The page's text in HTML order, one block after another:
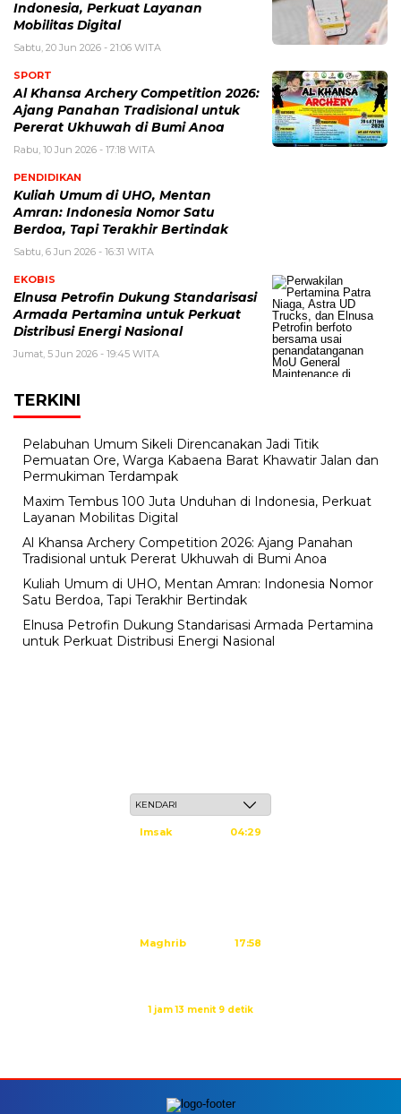
Indonesia, Perkuat Layanan
Mobilitas Digital
Sabtu, 20 Jun 2026 - 21:06 WITA
SPORT
Al Khansa Archery Competition 2026:
Ajang Panahan Tradisional untuk
Pererat Ukhuwah di Bumi Anoa
Rabu, 10 Jun 2026 - 17:18 WITA
PENDIDIKAN
Kuliah Umum di UHO, Mentan
Amran: Indonesia Nomor Satu
Berdoa, Tapi Terakhir Bertindak
Sabtu, 6 Jun 2026 - 16:31 WITA
EKOBIS
Elnusa Petrofin Dukung Standarisasi
Armada Pertamina untuk Perkuat
Distribusi Energi Nasional
Jumat, 5 Jun 2026 - 19:45 WITA
TERKINI
Pelabuhan Umum Sikeli Direncanakan Jadi Titik
Pemuatan Ore, Warga Kabaena Barat Khawatir Jalan dan
Permukiman Terdampak
Maxim Tembus 100 Juta Unduhan di Indonesia, Perkuat
Layanan Mobilitas Digital
Al Khansa Archery Competition 2026: Ajang Panahan
Tradisional untuk Pererat Ukhuwah di Bumi Anoa
Kuliah Umum di UHO, Mentan Amran: Indonesia Nomor
Satu Berdoa, Tapi Terakhir Bertindak
Elnusa Petrofin Dukung Standarisasi Armada Pertamina
untuk Perkuat Distribusi Energi Nasional
Imsak 04:29
Maghrib 17:58
1 jam 13 menit 9 detik